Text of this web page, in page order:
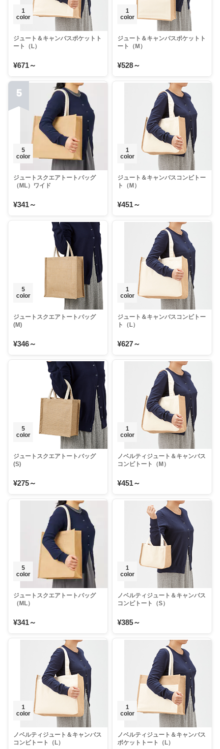
1
color
ジュート＆キャンバスポケットト
ート（L）
¥671～
1
color
ジュート＆キャンバスポケットト
ート（M）
¥528～
5
5
color
ジュートスクエアトートバッグ
（ML）ワイド
¥341～
1
color
ジュート＆キャンバスコンビトー
ト（M）
¥451～
5
color
ジュートスクエアトートバッグ
(M)
¥346～
1
color
ジュート＆キャンバスコンビトー
ト（L）
¥627～
5
color
ジュートスクエアトートバッグ
(S)
¥275～
1
color
ノベルティジュート＆キャンバス
コンビトート（M）
¥451～
5
color
ジュートスクエアトートバッグ
（ML）
¥341～
1
color
ノベルティジュート＆キャンバス
コンビトート（S）
¥385～
1
color
ノベルティジュート＆キャンバス
コンビトート（L）
1
color
ノベルティジュート＆キャンバス
ポケットトート（L）